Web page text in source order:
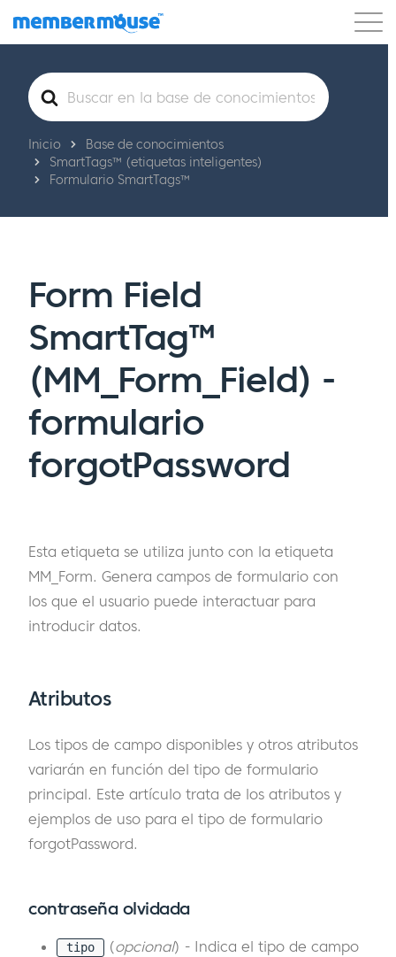
Características Clientes Precios
Comenzar
Buscar
Inicio
Base de conocimientos
SmartTags™ (etiquetas inteligentes)
Formulario SmartTags™
Form Field
SmartTag™
(MM_Form_Field) -
formulario
forgotPassword
Esta etiqueta se utiliza junto con la etiqueta
MM_Form. Genera campos de formulario con
los que el usuario puede interactuar para
introducir datos.
Atributos
Los tipos de campo disponibles y otros atributos
variarán en función del tipo de formulario
principal. Este artículo trata de los atributos y
ejemplos de uso para el tipo de formulario
forgotPassword.
contraseña olvidada
tipo (opcional) - Indica el tipo de campo